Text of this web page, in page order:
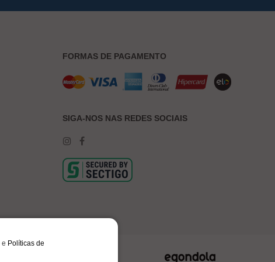
FORMAS DE PAGAMENTO
SIGA-NOS NAS REDES SOCIAIS
e Políticas de